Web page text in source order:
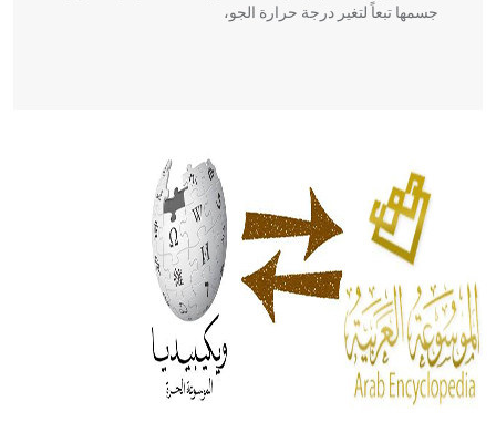
جسمها تبعاً لتغير درجة حرارة الجو،
الحكم، الأدلة، تنظيم التغذية، ورسالته في جروح الرأس. ويعود
له الفضل بأنه حرر الطب من الدين والفلسفة.
- هل تعلم أن المرجان إفراز حيواني يتكون في البحر ويتركب
من مادة كربونات الكلسيوم، وهو أحمر أو شديد الحمرة وهو
أجود أنواعه، ويمتاز بكبر الحجم ويسمى الش